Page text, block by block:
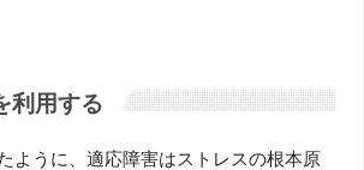
利用する
ように、適応障害はストレスの根本原